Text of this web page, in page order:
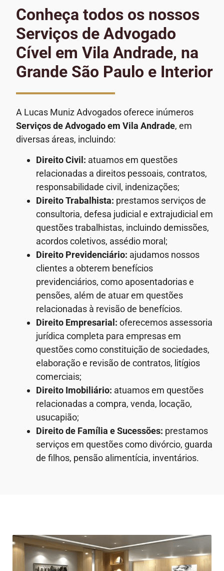
Conheça todos os nossos
Serviços de Advogado
Cível em Vila Andrade, na
Grande São Paulo e Interior
A Lucas Muniz Advogados oferece inúmeros
Serviços de Advogadoem Vila Andrade, em
diversas áreas, incluindo:
Direito Civil: atuamos em questões
relacionadas a direitos pessoais, contratos,
responsabilidade civil, indenizações;
Direito Trabalhista: prestamos serviços de
consultoria, defesa judicial e extrajudicial em
questões trabalhistas, incluindo demissões,
acordos coletivos, assédio moral;
Direito Previdenciário: ajudamos nossos
clientes a obterem benefícios
previdenciários, como aposentadorias e
pensões, além de atuar em questões
relacionadas à revisão de benefícios.
Direito Empresarial: oferecemos assessoria
jurídica completa para empresas em
questões como constituição de sociedades,
elaboração e revisão de contratos, litígios
comerciais;
Direito Imobiliário: atuamos em questões
relacionadas a compra, venda, locação,
usucapião;
Direito de Família e Sucessões: prestamos
serviços em questões como divórcio, guarda
de filhos, pensão alimentícia, inventários.